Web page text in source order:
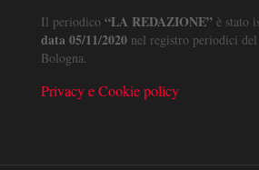
Il periodico “LA REDAZIONE” è stato
data 05/11/2020 nel registro periodici
Bologna.
Privacy e Cookie policy